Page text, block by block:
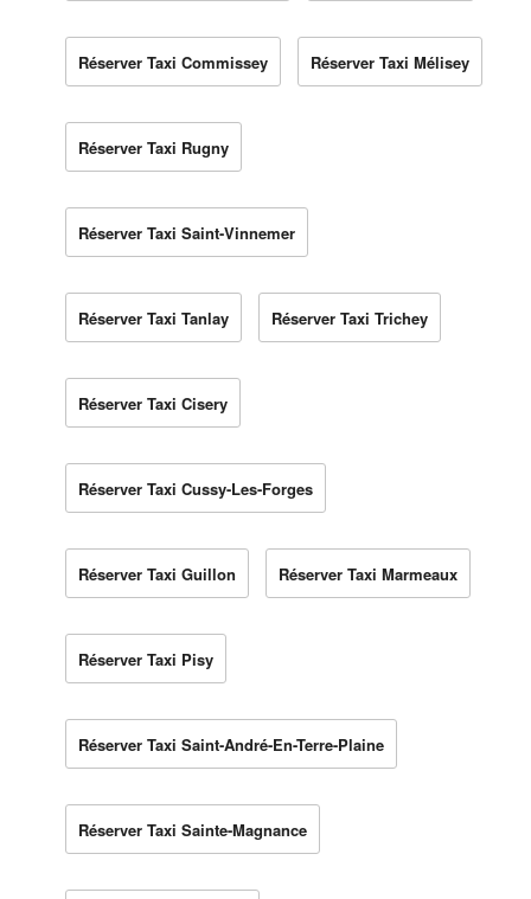
Réserver Taxi Commissey Réserver Taxi Mélisey
Réserver Taxi Rugny
Réserver Taxi Saint-Vinnemer
Réserver Taxi Tanlay Réserver Taxi Trichey
Réserver Taxi Cisery
Réserver Taxi Cussy-Les-Forges
Réserver Taxi Guillon Réserver Taxi Marmeaux
Réserver Taxi Pisy
Réserver Taxi Saint-André-En-Terre-Plaine
Réserver Taxi Sainte-Magnance